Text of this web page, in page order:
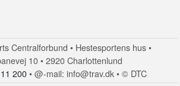
Centralforbund • Hestesportens hus •
10 • 2920 Charlottenlund
200• @-mail: info@trav.dk • © DTC